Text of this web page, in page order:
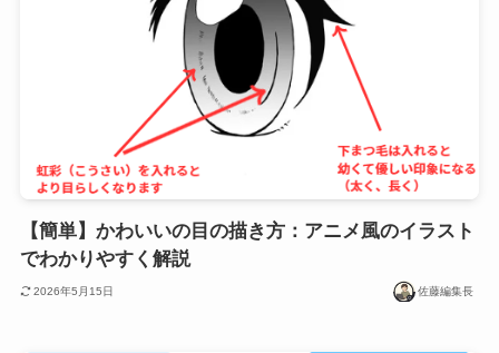
【簡単】かわいいの目の描き方：アニメ風のイラスト
でわかりやすく解説
2026年5月15日 佐藤編集長